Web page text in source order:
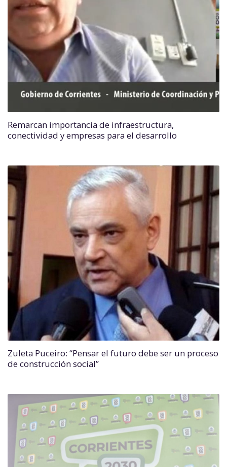
Remarcan importancia de infraestructura,
conectividad y empresas para el desarrollo
Zuleta Puceiro: “Pensar el futuro debe ser un proceso
de construcción social”